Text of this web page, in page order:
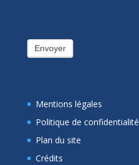
Envoyer
Mentions légales
Politique de confidentialité
Plan du site
Crédits